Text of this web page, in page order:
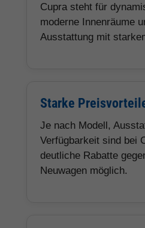
Cupra steht für
moderne Innenräume
Ausstattung mit
Starke
Je nach Modell,
Verfügbarkeit sind bei
deutliche Rabatte
Neuwagen möglich.